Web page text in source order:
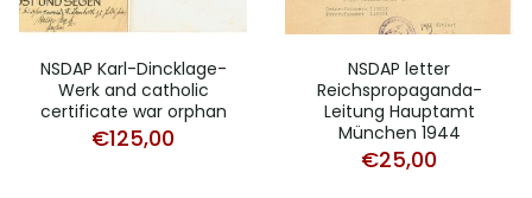
NSDAP Karl-Dincklage-
Werk and catholic
certificate war orphan
€125,00
NSDAP letter
Reichspropaganda-
Leitung Hauptamt
München 1944
€25,00